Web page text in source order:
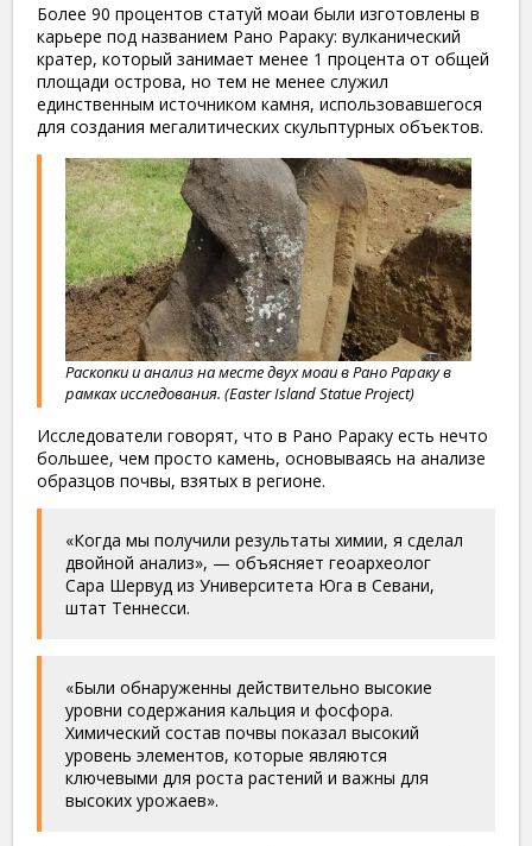
Более 90 процентов статуй моаи были изготовлены в
карьере под названием Рано Рараку: вулканический
кратер, который занимает менее 1 процента от общей
площади острова, но тем не менее служил
единственным источником камня, использовавшегося
для создания мегалитических скульптурных объектов.
Раскопки и анализ на месте двух моаи в Рано Рараку в
рамках исследования. (Easter Island Statue Project)
Исследователи говорят, что в Рано Рараку есть нечто
большее, чем просто камень, основываясь на анализе
образцов почвы, взятых в регионе.
«Когда мы получили результаты химии, я сделал
двойной анализ», — объясняет геоархеолог
Сара Шервуд из Университета Юга в Севани,
штат Теннесси.
«Были обнаруженны действительно высокие
уровни содержания кальция и фосфора.
Химический состав почвы показал высокий
уровень элементов, которые являются
ключевыми для роста растений и важны для
высоких урожаев».